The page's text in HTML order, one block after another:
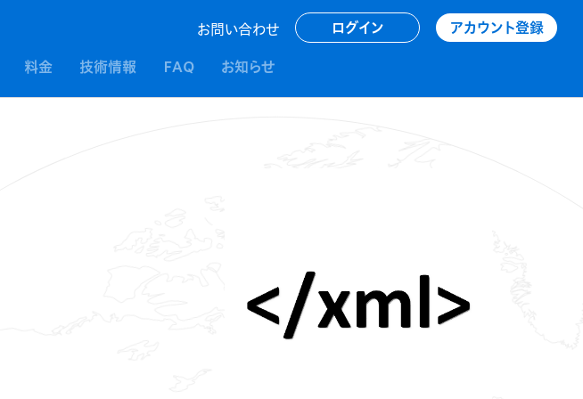
お問い合わせ ログイン アカウント登録
料金 技術情報 FAQ お知らせ